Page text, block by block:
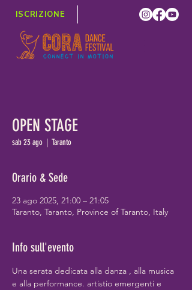
ISCRIZIONE
OPEN STAGE
sab 23 ago
  |
Taranto
Orario & Sede
23 ago 2025, 21:00 – 21:05
Taranto, Taranto, Province of Taranto, Italy
Info sull'evento
Una serata dedicata alla danza , alla musica
e alla performance. artistio emergenti e